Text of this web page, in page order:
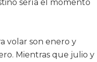
sería el momento
volar son enero y
Mientras que julio y